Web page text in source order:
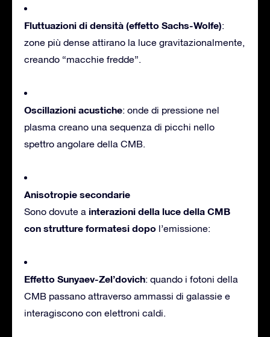
Fluttuazioni di densità (effetto Sachs-Wolfe):
zone più dense attirano la luce gravitazionalmente,
creando “macchie fredde”.
Oscillazioni acustiche: onde di pressione nel
plasma creano una sequenza di picchi nello
spettro angolare della CMB.
Anisotropie secondarie
Sono dovute a interazioni della luce della CMB
con strutture formatesi dopo l’emissione:
Effetto Sunyaev-Zel’dovich: quando i fotoni della
CMB passano attraverso ammassi di galassie e
interagiscono con elettroni caldi.